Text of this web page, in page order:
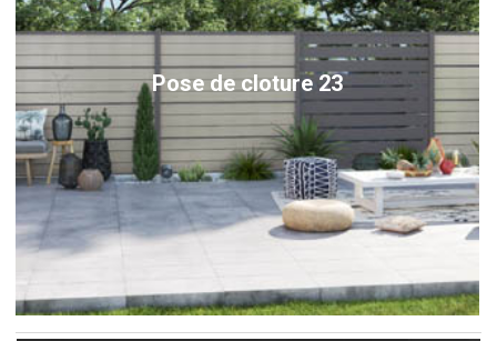
Pose de cloture 23